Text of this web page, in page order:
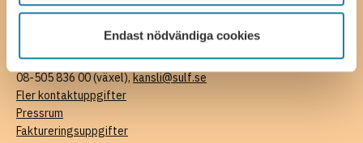
Endast nödvändiga cookies
Kontakta oss
SULF, Sveriges universitetslärare och forskare
Ferkens gränd 4, 111 30 Stockholm
08-505 836 00 (växel),kansli@sulf.se
Fler kontaktuppgifter
Pressrum
Faktureringsuppgifter